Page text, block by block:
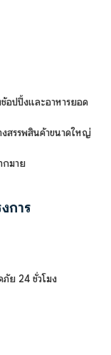
อปปิ้งและอาหารยอด
สรรพสินค้าขนาดใหญ่
กมาย
การ
ย 24 ชั่วโมง